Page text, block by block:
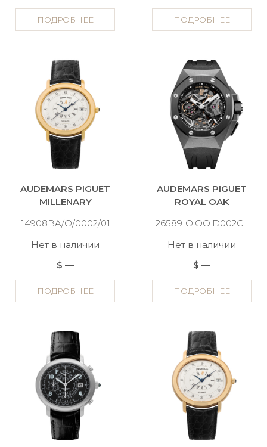
ПОДРОБНЕЕ ПОДРОБНЕЕ
AUDEMARS PIGUET
MILLENARY
14908BA/O/0002/01
Нет в наличии
$ —
ПОДРОБНЕЕ
AUDEMARS PIGUET
ROYAL OAK
26589IO.OO.D002CA.01
Нет в наличии
$ —
ПОДРОБНЕЕ